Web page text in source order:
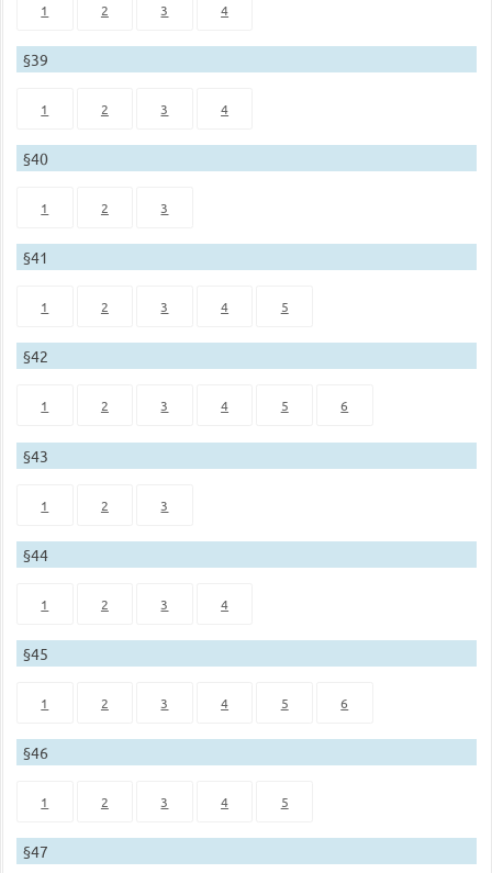
1 2 3 4
§39
1 2 3 4
§40
1 2 3
§41
1 2 3 4 5
§42
1 2 3 4 5 6
§43
1 2 3
§44
1 2 3 4
§45
1 2 3 4 5 6
§46
1 2 3 4 5
§47